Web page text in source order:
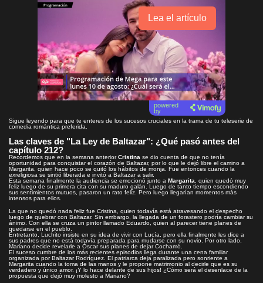
Lea el artículo
powered
by
Sigue leyendo para que te enteres de los sucesos cruciales en la trama de tu teleserie de
comedia romántica preferida.
Las claves de "La Ley de Baltazar": ¿Qué pasó antes del
capítulo 212?
Recordemos que en la semana anteriorCristina se dio cuenta de que no tenía
oportunidad para conquistar el corazón de Baltazar, por lo que le dejó libre el camino a
Margarita, quien hace poco se quitó los hábitos de monja. Fue entonces cuando la
exreligiosa se sintió liberada e invitó a Baltazar a salir.
Esta semana finalmente la audiencia se emocionó junto a Margarita , quien quedó muy
feliz luego de su primera cita con su maduro galán. Luego de tanto tiempo escondiendo
sus sentimientos mutuos, pasaron un rato feliz. Pero luego llegarían momentos más
intensos para ellos.
La que no quedó nada feliz fue Cristina,
quien todavía está atravesando el despecho
luego de quebrar con Baltazar. Sin embargo, la llegada de un forastero podría cambiar su
ánimo. Con ella se cruza un pintorllamado Eduardo , quien al parecer tiene planes de
quedarse en el pueblo.
Entretanto, Luchito insiste en su idea de vivir con Lucía, pero ella finalmente les dice a
sus padres que no está todavía preparada para mudarse con su novio. Por otro lado,
Mariano decide revelarle a Óscar sus planes de dejar Cochamó.
El suceso cumbre de los más recientes episodios llega durante una cena familiar
organizada por Baltazar Rodríguez. El patriarca deja paralizada pero sonriente a
Margarita cuando la toma de las manos y le propone matrimonio al decirle que es su
verdadero y único amor. ¡Y lo hace delante de sus hijos! ¿Cómo será el desenlace de la
propuesta que dejó muy molesto a Mariano?